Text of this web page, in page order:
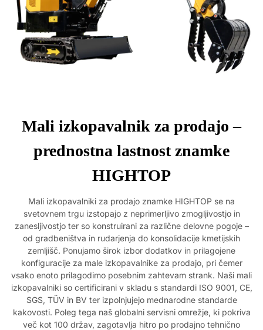
Mali izkopavalnik za prodajo –
prednostna lastnost znamke
HIGHTOP
Mali izkopavalniki za prodajo znamke HIGHTOP se na
svetovnem trgu izstopajo z neprimerljivo zmogljivostjo in
zanesljivostjo ter so konstruirani za različne delovne pogoje –
od gradbeništva in rudarjenja do konsolidacije kmetijskih
zemljišč. Ponujamo širok izbor dodatkov in prilagojene
konfiguracije za male izkopavalnike za prodajo, pri čemer
vsako enoto prilagodimo posebnim zahtevam strank. Naši mali
izkopavalniki so certificirani v skladu s standardi ISO 9001, CE,
SGS, TÜV in BV ter izpolnjujejo mednarodne standarde
kakovosti. Poleg tega naš globalni servisni omrežje, ki pokriva
več kot 100 držav, zagotavlja hitro po prodajno tehnično